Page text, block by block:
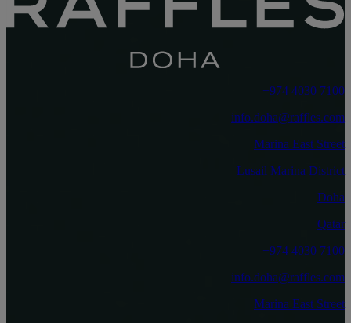
‎+974 4030 7100‏
info.doha@raffles.com
Marina East Street
Lusail Marina District
Doha
Qatar
‎+974 4030 7100‏
info.doha@raffles.com
Marina East Street